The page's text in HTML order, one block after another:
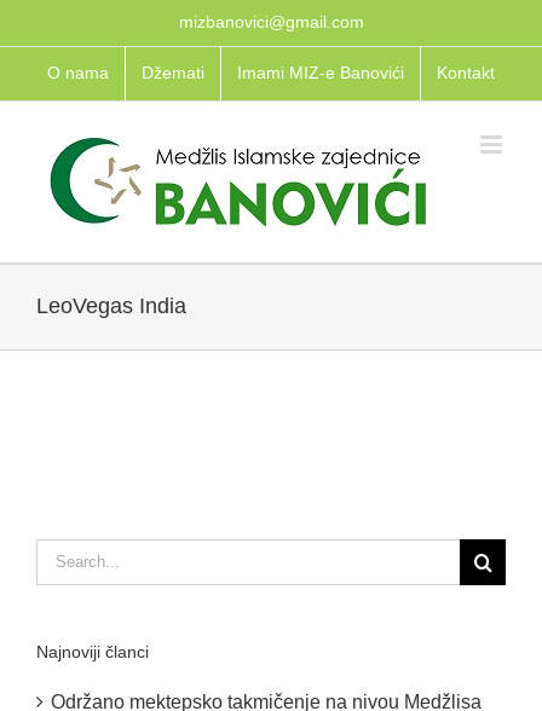
to
content
mizbanovici@gmail.com
O nama Džemati Imami MIZ-e Banovići Kontakt
LeoVegas India
Search
for:
Najnoviji članci
Održano mektepsko takmičenje na nivou Medžlisa